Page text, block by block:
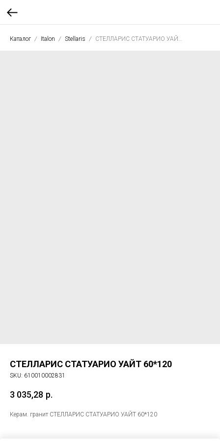
Каталог Italon Stellaris СТЕЛЛАРИС СТАТУАРИО УАЙТ 60*120
СТЕЛЛАРИС СТАТУАРИО УАЙТ 60*120
SKU: 610010002831
3 035,28 р.
Керам. гранит СТЕЛЛАРИС СТАТУАРИО УАЙТ 60*120